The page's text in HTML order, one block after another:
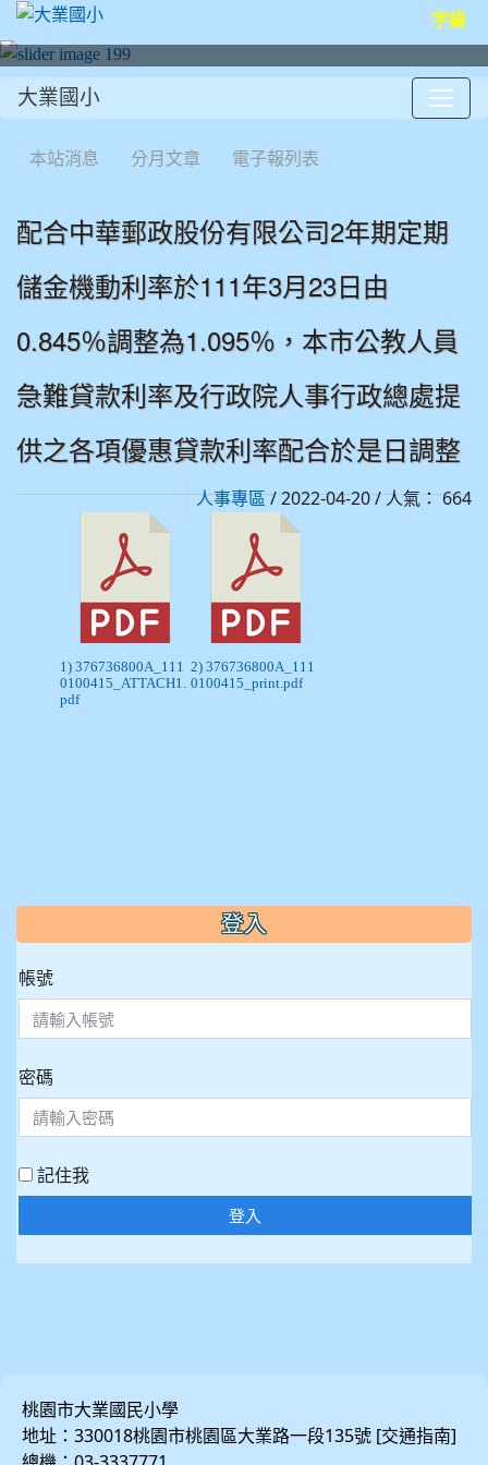
字級
大業國小
本站消息 分月文章 電子報列表
配合中華郵政股份有限公司2年期定期
儲金機動利率於111年3月23日由
0.845％調整為1.095％，本市公教人員
急難貸款利率及行政院人事行政總處提
供之各項優惠貸款利率配合於是日調整
人事專區/ 2022-04-20 / 人氣： 664
1) 376736800A_111
0100415_ATTACH1.
pdf
2) 376736800A_111
0100415_print.pdf
::: 登入
帳號
密碼
記住我
登入
桃園市大業國民小學
地址：330018桃園市桃園區大業路一段135號 [交通指南]